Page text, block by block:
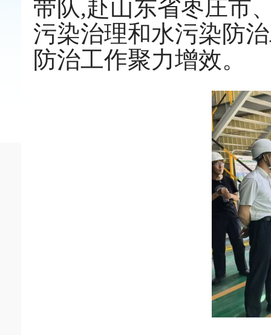
带队,赴山东省枣庄市
污染治理和水污染防
防治工作聚力增效。